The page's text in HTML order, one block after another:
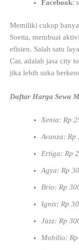
Facebook:
Memiliki cukup
Soetta, membuat
efisien. Salah satu
Car, adalah jasa city
jika lebih suka
Daftar Harga Sewa
Xenia: Rp
Avanza: Rp
Ertiga: Rp
Agya: Rp
Brio: Rp
Ignis: Rp
Jazz: Rp
Mobilio: